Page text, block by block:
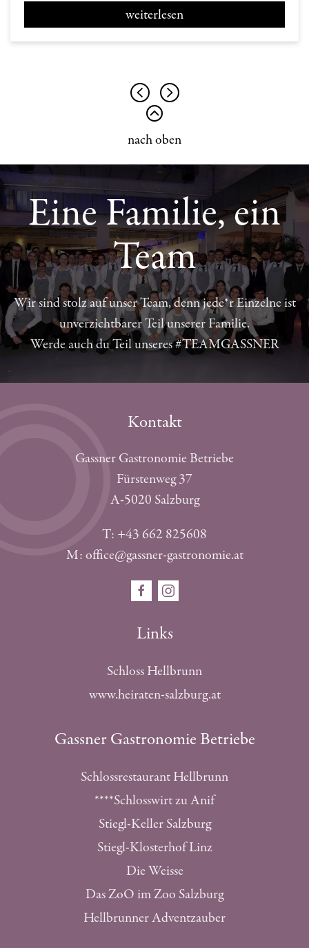
weiterlesen
nach oben
Eine Familie, ein
Team
Wir sind stolz auf unser Team, denn jede*r Einzelne ist
unverzichtbarer Teil unserer Familie.
Werde auch du Teil unseres #TEAMGASSNER
Kontakt
Gassner Gastronomie Betriebe
Fürstenweg 37
A-5020 Salzburg
T: +43 662 825608
M: office@gassner-gastronomie.at
Links
Schloss Hellbrunn
www.heiraten-salzburg.at
Gassner Gastronomie Betriebe
Schlossrestaurant Hellbrunn
****Schlosswirt zu Anif
Stiegl-Keller Salzburg
Stiegl-Klosterhof Linz
Die Weisse
Das ZoO im Zoo Salzburg
Hellbrunner Adventzauber